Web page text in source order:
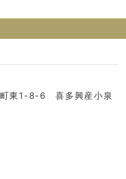
町東1-8-6 喜多興産小泉